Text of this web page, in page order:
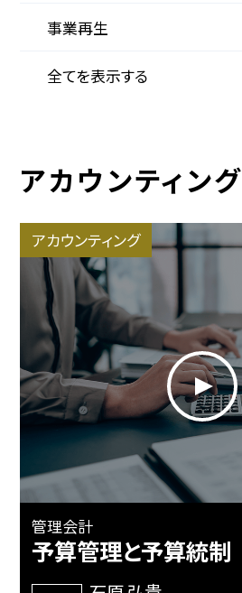
アカウンティング
アカウンティング
管理会計
予算管理と予算統制
事業再生
全てを表示する